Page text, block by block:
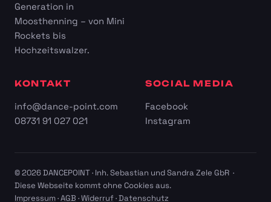
Generation in
Moosthenning – von Mini
Rockets bis
Hochzeitswalzer.
KONTAKT
info@dance-point.com
08731 91 027 021
SOCIAL MEDIA
Facebook
Instagram
© 2026 DANCEPOINT · Inh. Sebastian und Sandra Zele GbR ·
Diese Webseite kommt ohne Cookies aus.
Impressum·AGB ·Widerruf·Datenschutz